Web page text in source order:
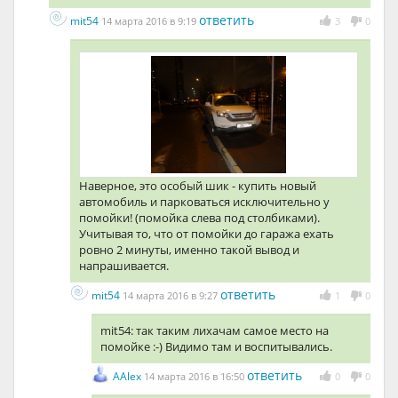
3 0
mit54 14 марта 2016 в 9:19 ответить
Наверное, это особый шик - купить новый
автомобиль и парковаться исключительно у
помойки! (помойка слева под столбиками).
Учитывая то, что от помойки до гаража ехать
ровно 2 минуты, именно такой вывод и
напрашивается.
1 0
mit54 14 марта 2016 в 9:27 ответить
mit54: так таким лихачам самое место на
помойке :-) Видимо там и воспитывались.
0 0
AAlex 14 марта 2016 в 16:50 ответить